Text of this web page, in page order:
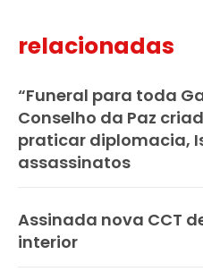
relacionadas
“Funeral para toda
Conselho da Paz
praticar diplomacia,
assassinatos
Assinada nova CCT
interior